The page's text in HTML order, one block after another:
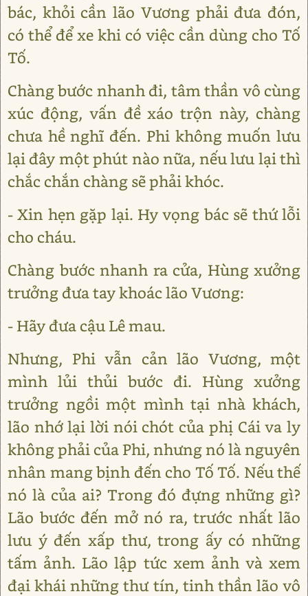
bác, khỏi cần lão Vương phải đưa đón,
có thể để xe khi có việc cần dùng cho Tố
Tố.
Chàng bước nhanh đi, tâm thần vô cùng
xúc động, vấn đề xáo trộn này, chàng
chưa hề nghĩ đến. Phi không muốn lưu
lại đây một phút nào nữa, nếu lưu lại thì
chắc chắn chàng sẽ phải khóc.
- Xin hẹn gặp lại. Hy vọng bác sẽ thứ lỗi
cho cháu.
Chàng bước nhanh ra cửa, Hùng xưởng
trưởng đưa tay khoác lão Vương:
- Hãy đưa cậu Lê mau.
Nhưng, Phi vẫn cản lão Vương, một
mình lủi thủi bước đi. Hùng xưởng
trưởng ngồi một mình tại nhà khách,
lão nhớ lại lời nói chót của phị Cái va ly
không phải của Phi, nhưng nó là nguyên
nhân mang bịnh đến cho Tố Tố. Nếu thế
nó là của ai? Trong đó đựng những gì?
Lão bước đến mở nó ra, trước nhất lão
lưu ý đến xấp thư, trong ấy có những
tấm ảnh. Lão lập tức xem ảnh và xem
đại khái những thư tín, tinh thần lão vô